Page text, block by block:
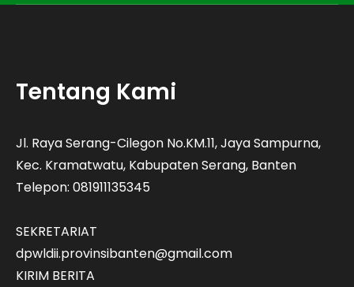
Tentang Kami
Jl. Raya Serang-Cilegon No.KM.11, Jaya Sampurna,
Kec. Kramatwatu, Kabupaten Serang, Banten
Telepon: 081911135345
SEKRETARIAT
dpwldii.provinsibanten@gmail.com
KIRIM BERITA